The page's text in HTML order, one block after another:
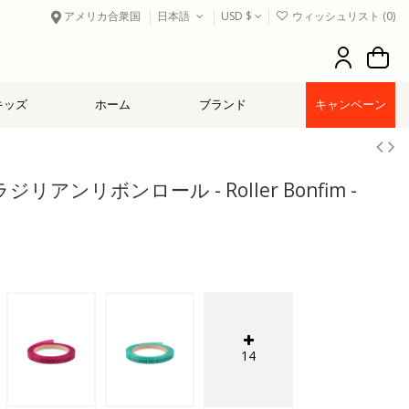
アメリカ合衆国 日本語 USD $ ウィッシュリスト (0)
ッズ ホーム ブランド キャンペーン
ジリアンリボンロール - Roller Bonfim -
14